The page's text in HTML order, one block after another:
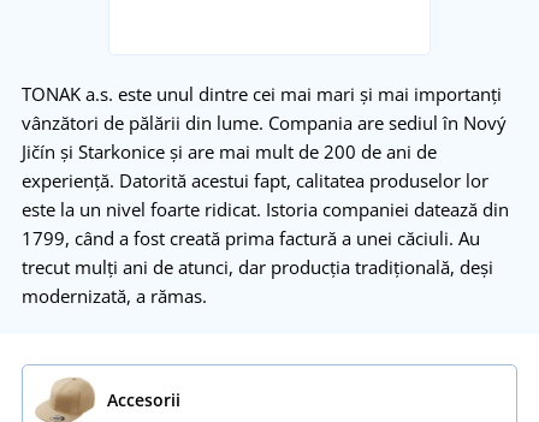
TONAK a.s. este unul dintre cei mai mari și mai importanți
vânzători de pălării din lume. Compania are sediul în Nový
Jičín și Starkonice și are mai mult de 200 de ani de
experiență. Datorită acestui fapt, calitatea produselor lor
este la un nivel foarte ridicat. Istoria companiei datează din
1799, când a fost creată prima factură a unei căciuli. Au
trecut mulți ani de atunci, dar producția tradițională, deși
modernizată, a rămas.
Accesorii